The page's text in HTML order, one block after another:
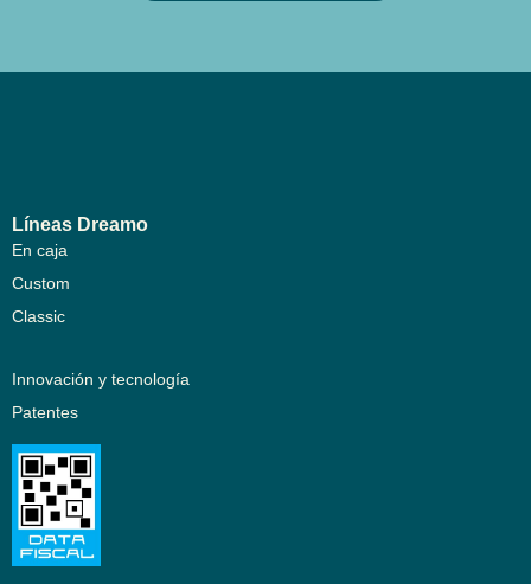
Líneas Dreamo
En caja
Custom
Classic
Innovación y tecnología
Patentes